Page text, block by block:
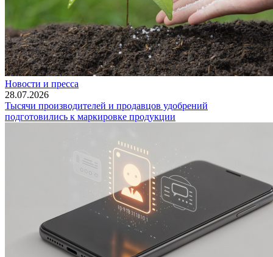
Новости и пресса
28.07.2026
Тысячи производителей и продавцов удобрений
подготовились к маркировке продукции